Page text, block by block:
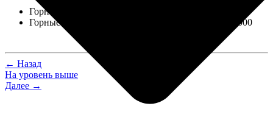
Горно-луговые почвы, масштаб 1:60 000 000
Горные лугово-степные почвы, масштаб 1:60 000 000
← Назад
На уровень выше
Далее →